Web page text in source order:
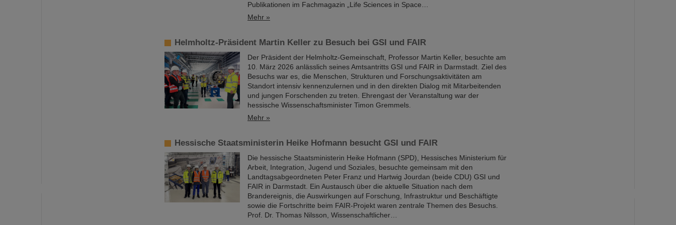
Publikationen im Fachmagazin „Life Sciences in Space…
Mehr »
Helmholtz-Präsident Martin Keller zu Besuch bei GSI und FAIR
Der Präsident der Helmholtz-Gemeinschaft, Professor Martin Keller, besuchte am
10. März 2026 anlässlich seines Amtsantritts GSI und FAIR in Darmstadt. Ziel des
Besuchs war es, die Menschen, Strukturen und Forschungsaktivitäten am
Standort intensiv kennenzulernen und in den direkten Dialog mit Mitarbeitenden
und jungen Forschenden zu treten. Ehrengast der Veranstaltung war der
hessische Wissenschaftsminister Timon Gremmels.
Mehr »
Hessische Staatsministerin Heike Hofmann besucht GSI und FAIR
Die hessische Staatsministerin Heike Hofmann (SPD), Hessisches Ministerium für
Arbeit, Integration, Jugend und Soziales, besuchte gemeinsam mit den
Landtagsabgeordneten Peter Franz und Hartwig Jourdan (beide CDU) GSI und
FAIR in Darmstadt. Ein Austausch über die aktuelle Situation nach dem
Brandereignis, die Auswirkungen auf Forschung, Infrastruktur und Beschäftigte
sowie die Fortschritte beim FAIR-Projekt waren zentrale Themen des Besuchs.
Prof. Dr. Thomas Nilsson, Wissenschaftlicher…